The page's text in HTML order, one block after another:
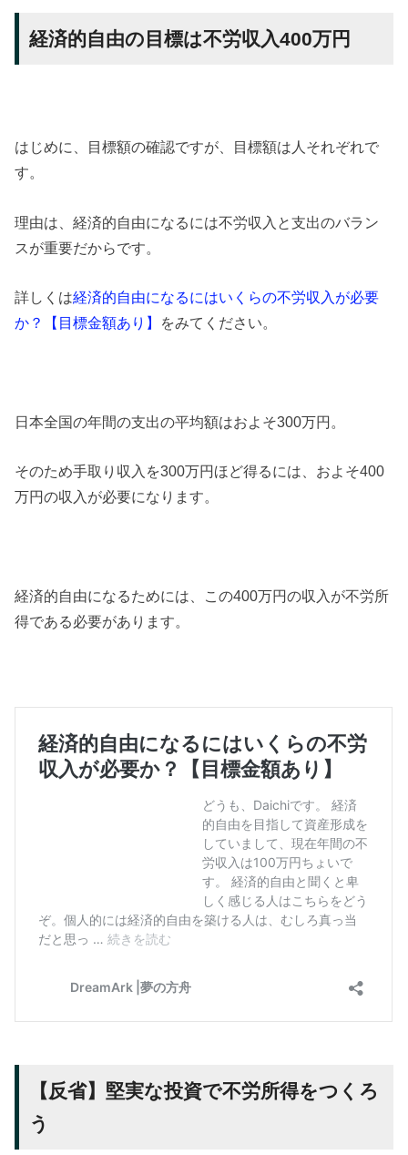
経済的自由の目標は不労収入400万円
はじめに、目標額の確認ですが、目標額は人それぞれで
す。
理由は、経済的自由になるには不労収入と支出のバラン
スが重要だからです。
詳しくは経済的自由になるにはいくらの不労収入が必要
か？【目標金額あり】 をみてください。
日本全国の年間の支出の平均額はおよそ300万円。
そのため手取り収入を300万円ほど得るには、およそ400
万円の収入が必要になります。
経済的自由になるためには、この400万円の収入が不労所
得である必要があります。
【反省】堅実な投資で不労所得をつくろ
う